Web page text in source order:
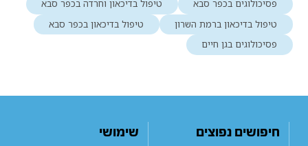
פסיכולוגים בכפר סבא
טיפול בדיכאון וחרדה בכפר סבא
טיפול בדיכאון ברמת השרון
טיפול בדיכאון בכפר סבא
פסיכולוגים בגן חיים
חיפושים נפוצים
שימושי